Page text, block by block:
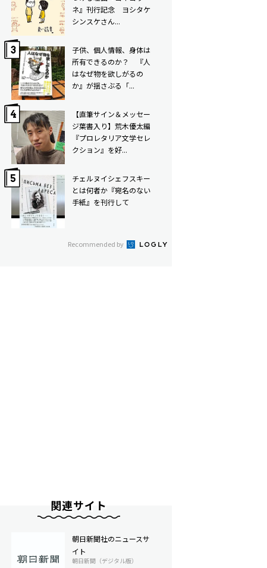
ネ』刊行記念 ヨシタケ
シンスケさん...
子供、個人情報、身体は
所有できるのか？ 『人
はなぜ物を欲しがるの
か』が揺さぶる「...
【直筆サイン＆メッセー
ジ葉書入り】荒木優太編
『プロレタリア文学セレ
クション』を好...
チェルヌイシェフスキー
とは何者か――『宛名のない
手紙』を刊行して
Recommended by
関連サイト
朝日新聞社のニュースサ
イト
朝日新聞（デジタル版）